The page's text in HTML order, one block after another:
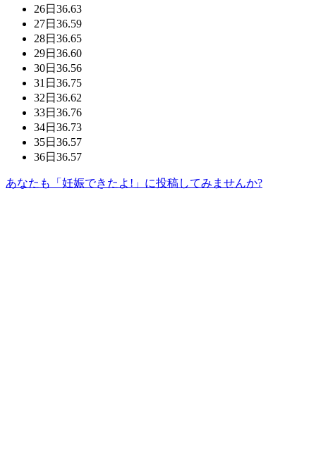
26日 36.63
27日 36.59
28日 36.65
29日 36.60
30日 36.56
31日 36.75
32日 36.62
33日 36.76
34日 36.73
35日 36.57
36日 36.57
あなたも「妊娠できたよ!」に投稿してみませんか?